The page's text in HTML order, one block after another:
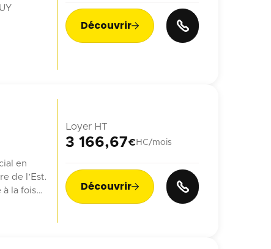
Découvrir 
en
de l’Est.
à la fois
Loyer HT
3 166,67€ HC/mois
Découvrir 